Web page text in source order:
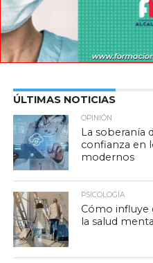
ÚLTIMAS NOTICIAS
OPINIÓN
La soberanía
confianza en
modernos
PSICOLOGÍA
Cómo influye
la salud